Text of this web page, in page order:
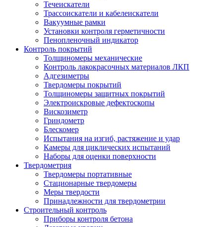
Течеискатели
Трассоискатели и кабелеискатели
Вакуумные рамки
Установки контроля герметичности
Пенопленочный индикатор
Контроль покрытий
Толщиномеры механические
Контроль лакокрасочных материалов ЛКП
Адгезиметры
Твердомеры покрытий
Толщиномеры защитных покрытий
Электроискровые дефектоскопы
Вискозиметр
Гриндометр
Блескомер
Испытания на изгиб, растяжение и удар
Камеры для циклических испытаний
Наборы для оценки поверхности
Твердометрия
Твердомеры портативные
Стационарные твердомеры
Меры твердости
Принадлежности для твердометрии
Строительный контроль
Приборы контроля бетона